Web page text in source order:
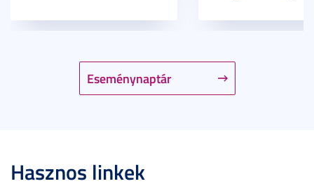
Eseménynaptár
Hasznos linkek